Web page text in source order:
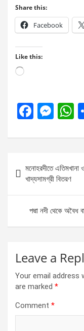
Share this:
Facebook
Like this:
Loading…
F
ce
o
o
k
M
se
n
g
er
A
p
p
navigation
মনোহরদীতে এতিমখানা
খাদ্যসামগ্রী বিতরণ
পদ্মা নদী থেকে অবৈধ
Leave a
Your email address
are marked *
Comment *